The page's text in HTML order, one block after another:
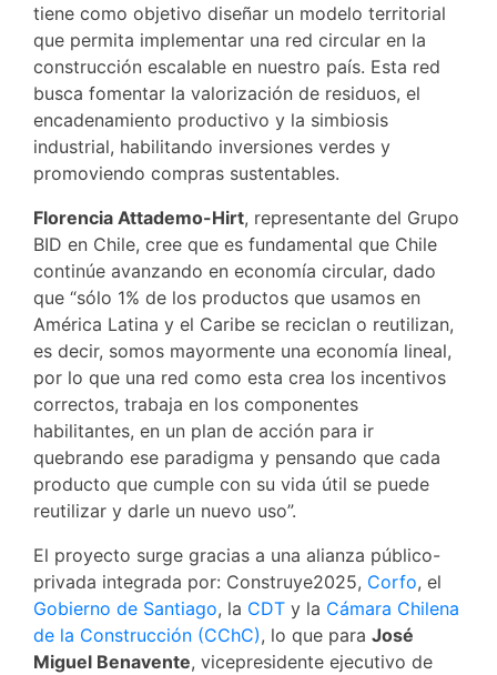
tiene como objetivo diseñar un modelo territorial
que permita implementar una red circular en la
construcción escalable en nuestro país. Esta red
busca fomentar la valorización de residuos, el
encadenamiento productivo y la simbiosis
industrial, habilitando inversiones verdes y
promoviendo compras sustentables.
Florencia Attademo-Hirt, representante del Grupo
BID en Chile, cree que es fundamental que Chile
continúe avanzando en economía circular, dado
que “sólo 1% de los productos que usamos en
América Latina y el Caribe se reciclan o reutilizan,
es decir, somos mayormente una economía lineal,
por lo que una red como esta crea los incentivos
correctos, trabaja en los componentes
habilitantes, en un plan de acción para ir
quebrando ese paradigma y pensando que cada
producto que cumple con su vida útil se puede
reutilizar y darle un nuevo uso”.
El proyecto surge gracias a una alianza público-
privada integrada por: Construye2025, Corfo, el
Gobierno de Santiago, la CDT y la Cámara Chilena
de la Construcción (CChC), lo que para José
Miguel Benavente, vicepresidente ejecutivo de